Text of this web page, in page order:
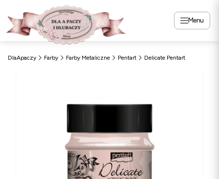
Menu
DlaApaczy Farby Farby Metaliczne Pentart Delicate Pentart